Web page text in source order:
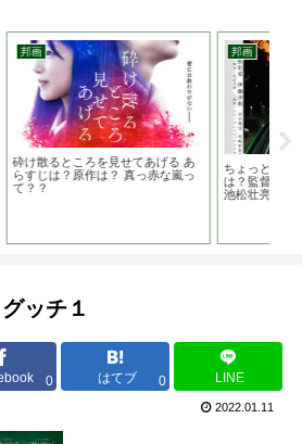
げる あ
な嵐っ
邦画
ちょっと思い出しただけ あらすじ
は？監督は？主演の関連作品は？
ッチ１
0 はてブ 0 LINE
2022.01.11